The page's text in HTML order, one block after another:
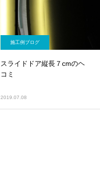
施工例ブログ
スライドドア縦長７cmのヘ
コミ
2019.07.08